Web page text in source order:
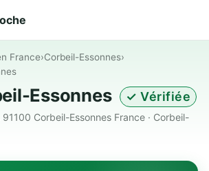
France›Corbeil-Essonnes›
Essonnes ✓ Vérifiée
Corbeil-Essonnes France · Corbeil-